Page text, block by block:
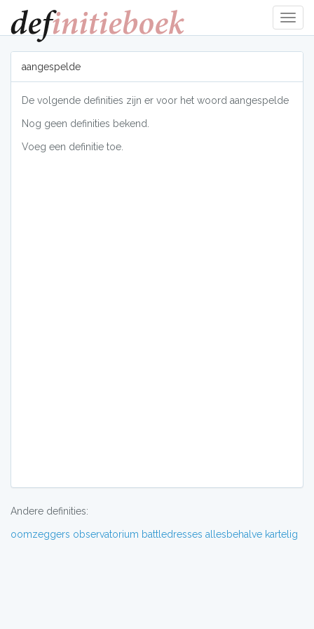
tonen
aangespelde
De volgende definities zijn er voor het woord aangespelde
Nog geen definities bekend.
Voeg een definitie toe.
Andere definities:
oomzeggers observatorium battledresses allesbehalve kartelig